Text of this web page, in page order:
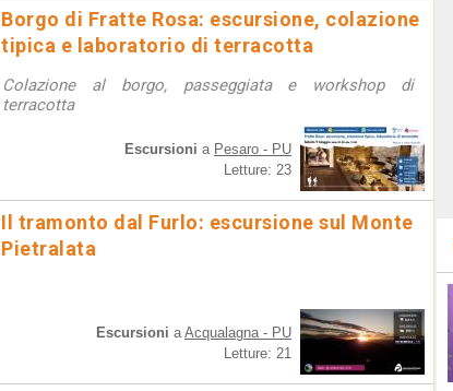
Borgo di Fratte Rosa: escursione, colazione
tipica e laboratorio di terracotta
Colazione al borgo, passeggiata e workshop di
terracotta
Escursioni a Pesaro - PU
Letture: 23
Il tramonto dal Furlo: escursione sul Monte
Pietralata
Escursioni aAcqualagna - PU
Letture: 21